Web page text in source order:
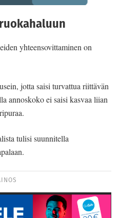
yhteensovittaminen on
jotta saisi turvattua riittävän
annoskoko ei saisi kasvaa liian
tulisi suunnitella